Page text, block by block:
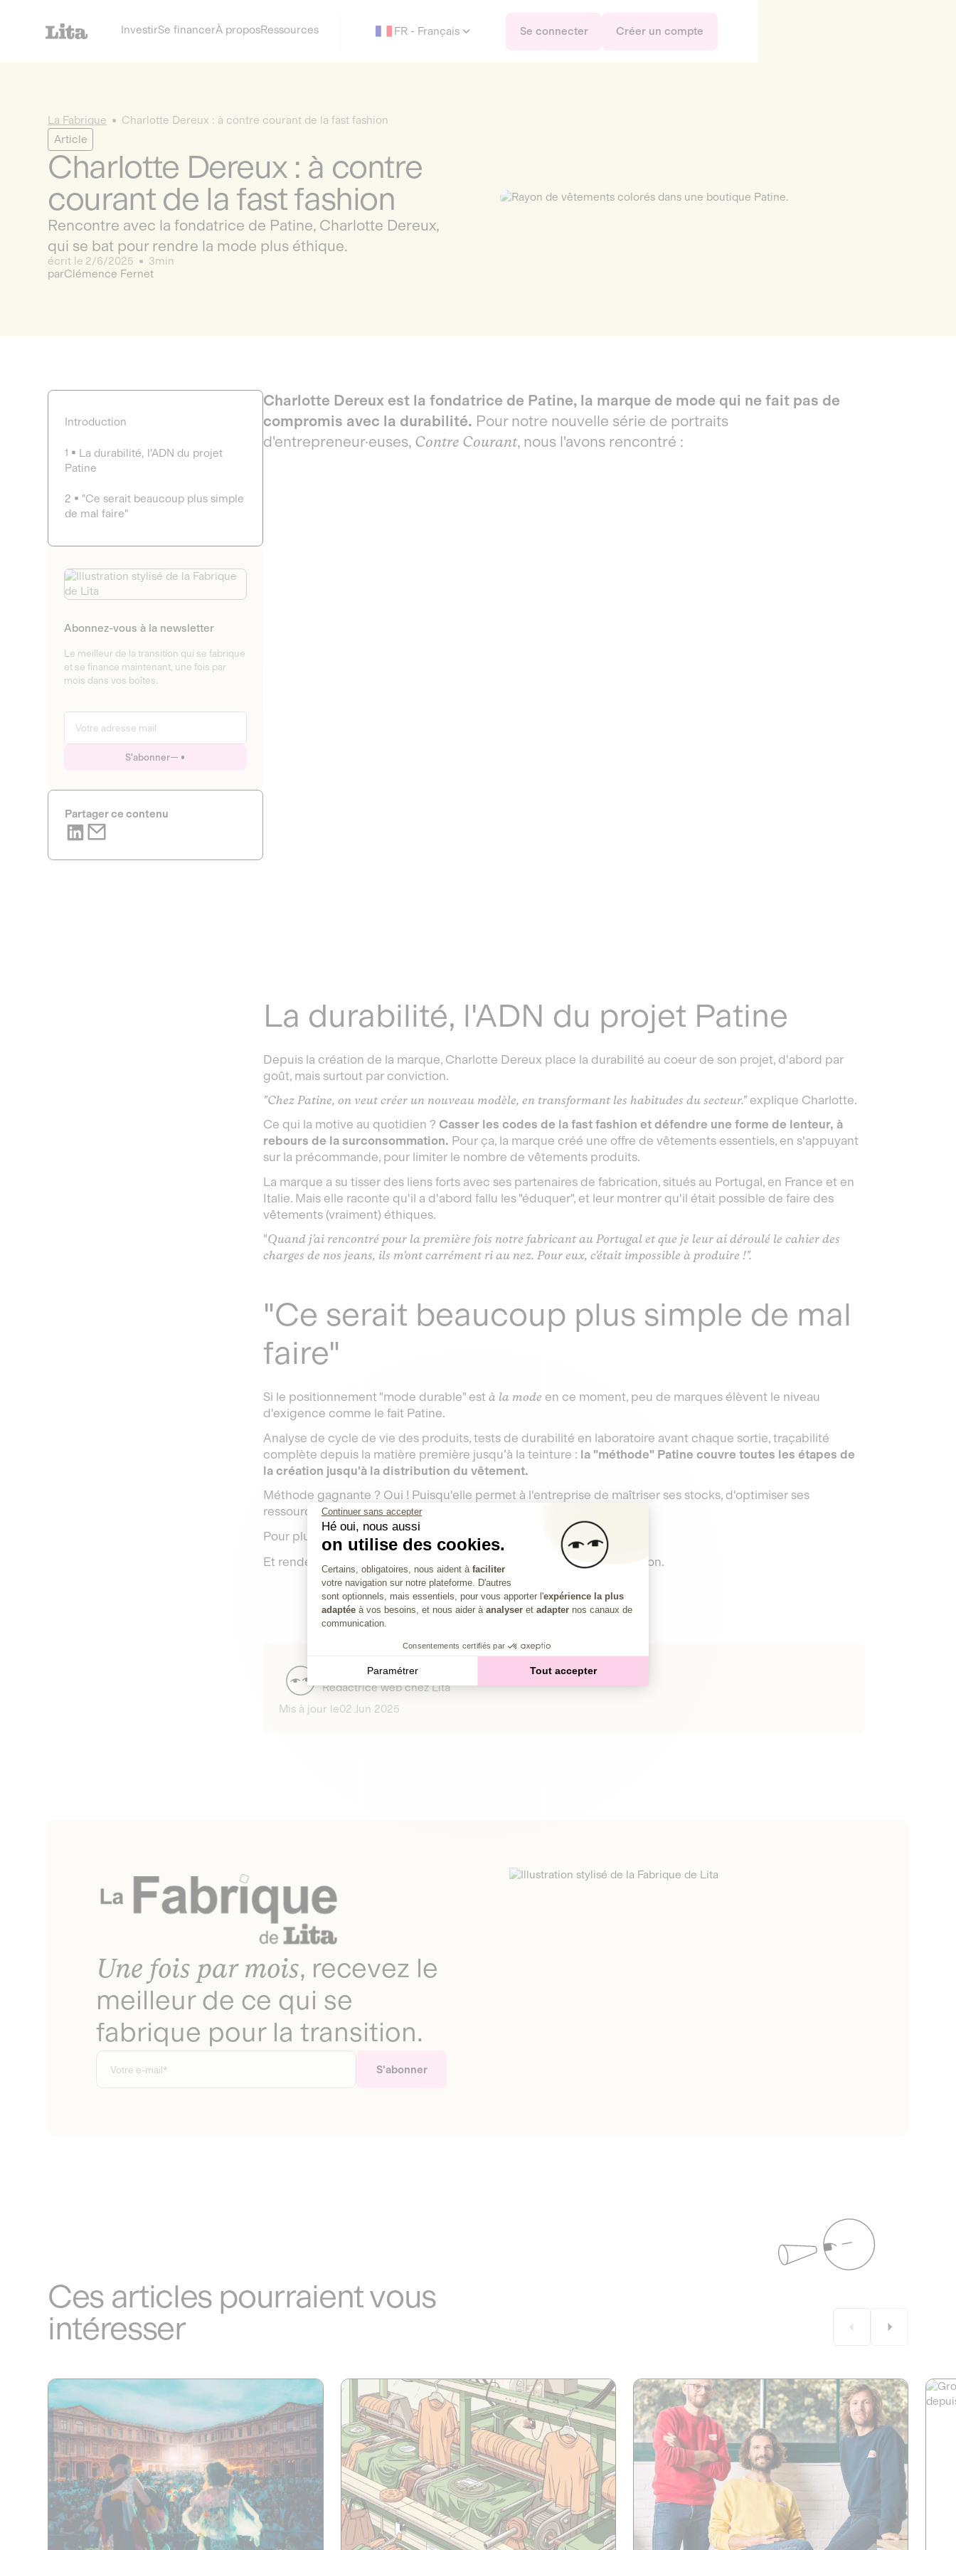
InvestirSe financerÀ proposRessources FR - Français Se connecter Créer un compte
La Fabrique
Charlotte Dereux : à contre courant de la fast fashion
Article
Charlotte Dereux : à contre
courant de la fast fashion
Rencontre avec la fondatrice de Patine, Charlotte Dereux,
qui se bat pour rendre la mode plus éthique.
écrit le 2/6/2025
3min
parClémence Fernet
Introduction
1
La durabilité, l'ADN du projet
Patine
2
"Ce serait beaucoup plus simple
de mal faire"
Abonnez-vous à la newsletter
Le meilleur de la transition qui se fabrique
et se finance maintenant, une fois par
mois dans vos boîtes.
S'abonner
Partager ce contenu
Charlotte Dereux est la fondatrice de Patine, la marque de mode qui ne fait pas de
compromis avec la durabilité. Pour notre nouvelle série de portraits
d'entrepreneur·euses, Contre Courant, nous l'avons rencontré :
La durabilité, l'ADN du projet Patine
Depuis la création de la marque, Charlotte Dereux place la durabilité au coeur de son projet, d'abord par
goût, mais surtout par conviction.
"Chez Patine, on veut créer un nouveau modèle, en transformant les habitudes du secteur." explique Charlotte.
Ce qui la motive au quotidien ? Casser les codes de la fast fashion et défendre une forme de lenteur, à
rebours de la surconsommation. Pour ça, la marque créé une offre de vêtements essentiels, en s'appuyant
sur la précommande, pour limiter le nombre de vêtements produits.
La marque a su tisser des liens forts avec ses partenaires de fabrication, situés au Portugal, en France et en
Italie. Mais elle raconte qu'il a d'abord fallu les "éduquer", et leur montrer qu'il était possible de faire des
vêtements (vraiment) éthiques.
"Quand j'ai rencontré pour la première fois notre fabricant au Portugal et que je leur ai déroulé le cahier des
charges de nos jeans, ils m'ont carrément ri au nez. Pour eux, c'était impossible à produire !".
"Ce serait beaucoup plus simple de mal
faire"
Si le positionnement "mode durable" est à la mode en ce moment, peu de marques élèvent le niveau
d'exigence comme le fait Patine.
Analyse de cycle de vie des produits, tests de durabilité en laboratoire avant chaque sortie, traçabilité
complète depuis la matière première jusqu’à la teinture : la "méthode" Patine couvre toutes les étapes de
la création jusqu'à la distribution du vêtement.
Méthode gagnante ? Oui ! Puisqu'elle permet à l'entreprise de maîtriser ses stocks, d'optimiser ses
ressources, et d'être rentable depuis le lancement.
Pour plus de vidéos à
Contre Courant, suivez-nous surInstagram.
Et rendez-vous sur
pour financer celles et ceux qui font la transition.
Clémence Fernet
Rédactrice web chez Lita
Mis à jour le02 Jun 2025
Une fois par mois, recevez le
meilleur de ce qui se
fabrique pour la transition.
Ces articles pourraient vous
intéresser
Continuer sans accepter
Hé oui, nous aussi
on utilise des cookies.
Plateforme de Gestion du Consentement : Personnalisez vos Options
Certains, obligatoires, nous aident à faciliter
votre navigation sur notre plateforme. D'autres
sont optionnels, mais essentiels, pour vous apporter l'expérience la plus
adaptée à vos besoins, et nous aider à analyser et adapter nos canaux de
communication.
Consentements certifiés par
Paramétrer Tout accepter
Axeptio consent